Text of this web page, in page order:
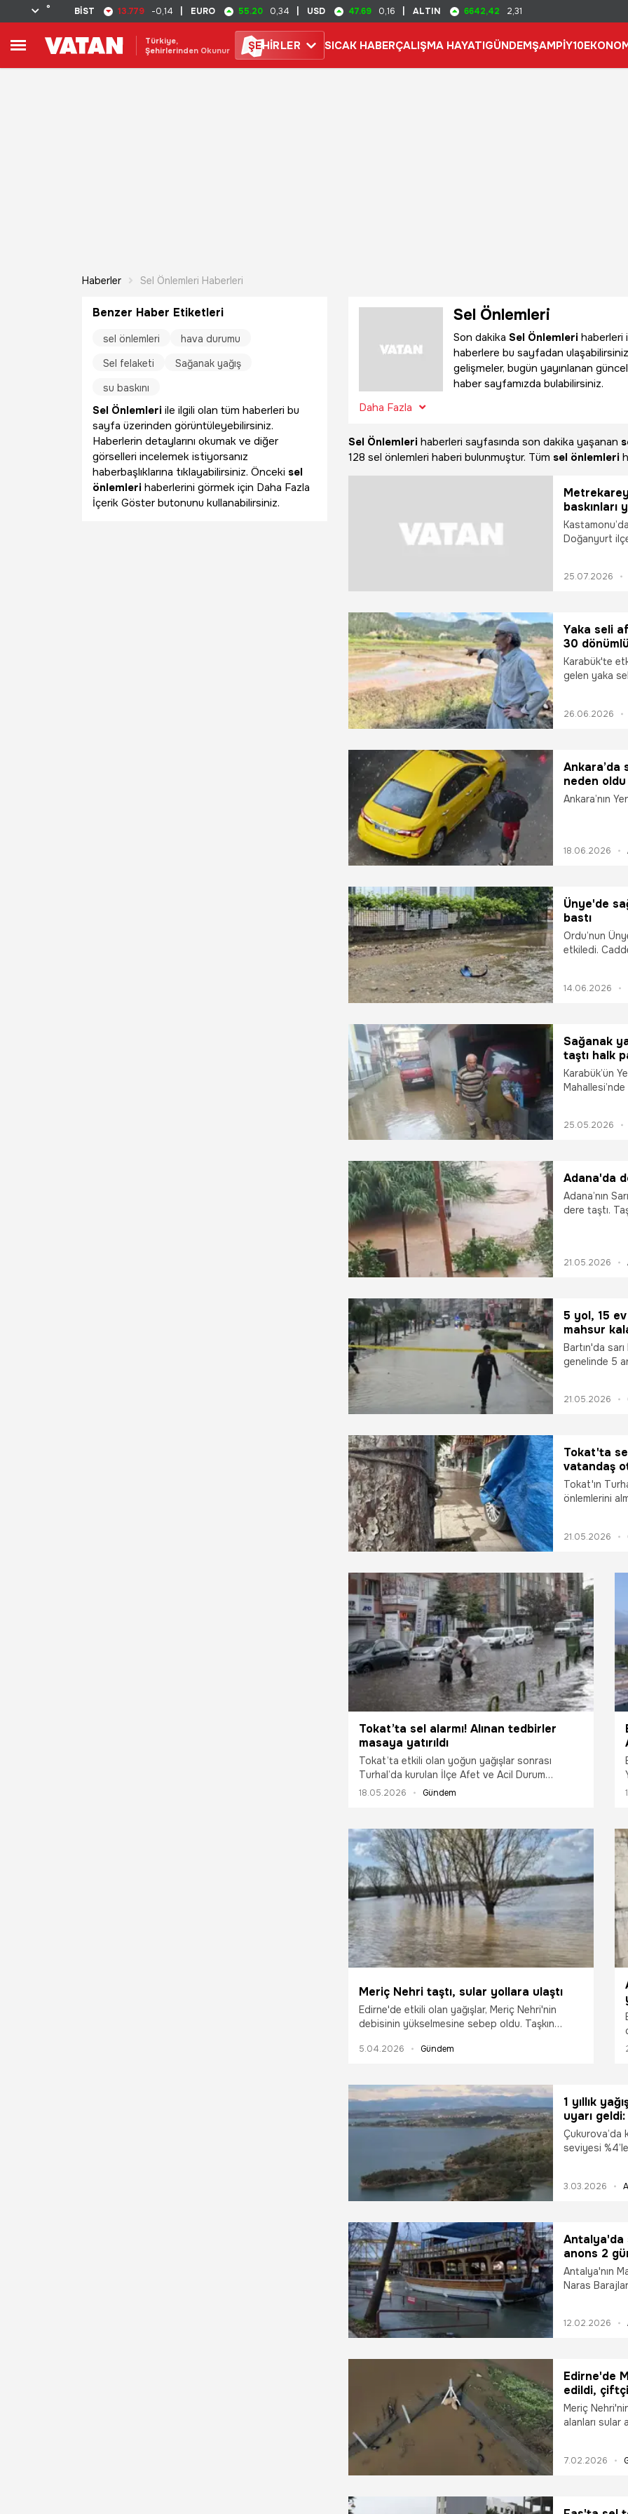
° BİST 13.779 -0,14 EURO 55.20 0,34 USD 47.69 0,16 ALTIN 6642,42 2,31
Türkiye,
Şehirlerinden Okunur
ŞEHİRLER SICAK HABERÇALIŞMA HAYATIGÜNDEMŞAMPİY10
Haberler Sel Önlemleri Haberleri
Sel Önlemleri
Son dakika Sel Önlemleri haberleri
haberlere bu sayfadan
gelişmeler, bugün yayınlanan
haber sayfamızda bulabilirsiniz.
Daha Fazla
Sel Önlemleri haberleri sayfasında son dakika yaşanan
128 sel önlemleri haberi bulunmuştur. Tüm sel önlemleri
baskınları
Doğanyurt
25.07.2026
Yaka seli
30
Karabük'te
gelen yaka
26.06.2026
Ankara’da
neden oldu
Ankara’nın
18.06.2026
Ünye'de
bastı
Ordu’nun
etkiledi.
14.06.2026
Sağanak
taştı halk
Karabük’ün
25.05.2026
Adana'da
Adana’nın
dere taştı.
21.05.2026
5 yol, 15
mahsur
Bartın'da
genelinde 5
yağışların
21.05.2026
Tokat'ta
vatandaş
Tokat'ın
önlemlerini
21.05.2026
Tokat’ta sel alarmı! Alınan tedbirler
masaya yatırıldı
Tokat’ta etkili olan yoğun yağışlar sonrası
Turhal’da kurulan İlçe Afet ve Acil Durum
Koordinasyon Merkezi’nde alınan tedbirler
18.05.2026 Gündem
Meriç Nehri taştı, sular yollara ulaştı
Edirne'de etkili olan yağışlar, Meriç Nehri'nin
debisinin yükselmesine sebep oldu. Taşkın
arazileri sular altında kaldı.
5.04.2026 Gündem
1 yıllık
uyarı
Çukurova’da
seviyesi
3.03.2026
Antalya'da
anons 2
Antalya'nın
Naras
12.02.2026
Edirne'de
edildi, çiftçi
Meriç
alanları sular
7.02.2026
Benzer Haber Etiketleri
sel önlemleri
hava durumu
Sel felaketi
Sağanak yağış
su baskını
Sel Önlemleri ile ilgili olan tüm haberleri bu
sayfa üzerinden görüntüleyebilirsiniz.
Haberlerin detaylarını okumak ve diğer
görselleri incelemek istiyorsanız
haberbaşlıklarına tıklayabilirsiniz. Önceki sel
önlemleri haberlerini görmek için Daha Fazla
İçerik Göster butonunu kullanabilirsiniz.